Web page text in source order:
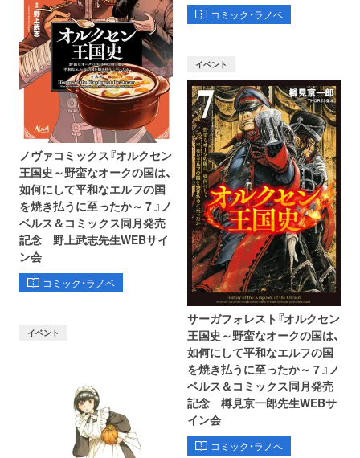
コミック・ラノベ
ノヴァコミックス『オルクセン
王国史～野蛮なオークの国は、
如何にして平和なエルフの国
を焼き払うに至ったか～ 7 』ノ
ベルス＆コミックス同月発売
記念 野上武志先生WEBサイ
ン会
コミック・ラノベ
イベント
サーガフォレスト『オルクセン
王国史～野蛮なオークの国は、
如何にして平和なエルフの国
を焼き払うに至ったか～ 7 』ノ
ベルス＆コミックス同月発売
記念 樽見京一郎先生WEBサ
イン会
コミック・ラノベ
イベント